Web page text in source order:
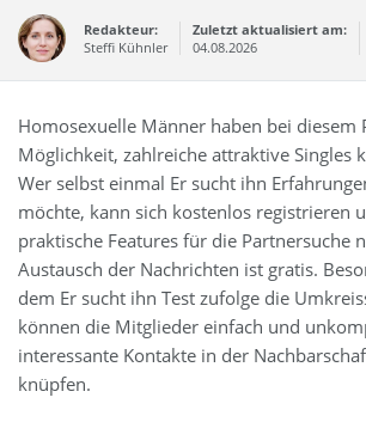
Redakteur:
Steffi Kühnler
Zuletzt aktualisiert am:
04.08.2026
Erfahrungen:
Produkt- und Kategorietexte sowie
Newsberichte
Mein Werdegang ist relativ bunt,
denn ich habe zuerst eine
Ausbildung in Elektrotechnik
abgeschlossen und später noch
draufgelegt.
Homosexuelle Männer haben bei diesem
Möglichkeit, zahlreiche attraktive Singles
Wer selbst einmal Er sucht ihn
möchte, kann sich kostenlos registrieren
praktische Features für die Partnersuche
Austausch der Nachrichten ist gratis.
dem Er sucht ihn Test zufolge die
können die Mitglieder einfach und
interessante Kontakte in der
knüpfen.